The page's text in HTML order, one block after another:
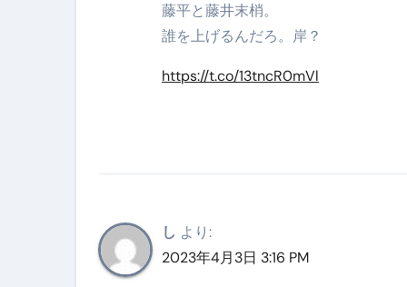
電気カミソリ完全ガイド｜深剃
補聴器の選び方 完全ガイド｜
失敗しない「カニ」完全ガイ
「地震は突然、備えは今日から
藤平と藤井末梢。
誰を上げるんだろ。岸？
https://t.co/13tncR0mVl
し より:
2023年4月3日 3:16 PM